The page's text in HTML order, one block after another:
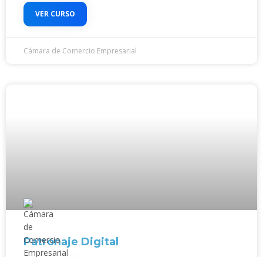
VER CURSO
Cámara de Comercio Empresarial
Patronaje Digital